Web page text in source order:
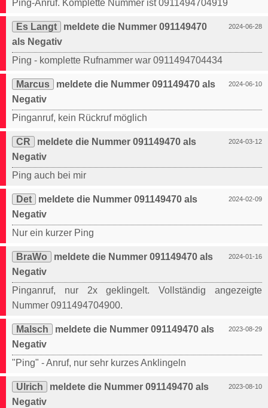
Ping-Anruf. Komplette Nummer ist 0911494704919
2024-06-28
Es Langt
meldete die Nummer 091149470
als Negativ
Ping - komplette Rufnammer war 0911494704434
2024-06-10
Marcus
meldete die Nummer 091149470 als
Negativ
Pinganruf, kein Rückruf möglich
2024-03-12
CR
meldete die Nummer 091149470 als
Negativ
Ping auch bei mir
2024-02-09
Det
meldete die Nummer 091149470 als
Negativ
Nur ein kurzer Ping
2024-01-16
BraWo
meldete die Nummer 091149470 als
Negativ
Pinganruf, nur 2x geklingelt. Vollständig angezeigte
Nummer 0911494704900.
2023-08-29
Malsch
meldete die Nummer 091149470 als
Negativ
"Ping" - Anruf, nur sehr kurzes Anklingeln
2023-08-10
Ulrich
meldete die Nummer 091149470 als
Negativ